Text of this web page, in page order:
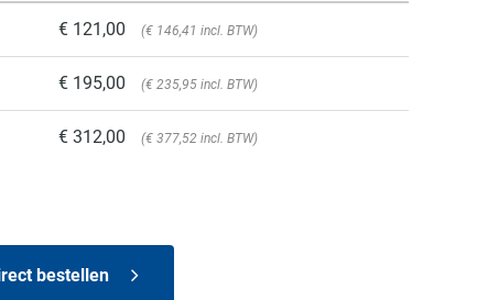
€ 121,00 (€ 146,41 incl. BTW)
€ 195,00 (€ 235,95 incl. BTW)
€ 312,00 (€ 377,52 incl. BTW)
bestellen